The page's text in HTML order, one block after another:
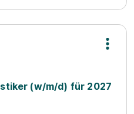
(w/m/d) für 2027